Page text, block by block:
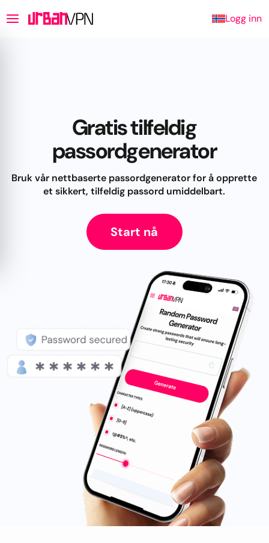
Logg inn
Gratis tilfeldig
passordgenerator
Bruk vår nettbaserte passordgenerator for å opprette
et sikkert, tilfeldig passord umiddelbart.
Start nå